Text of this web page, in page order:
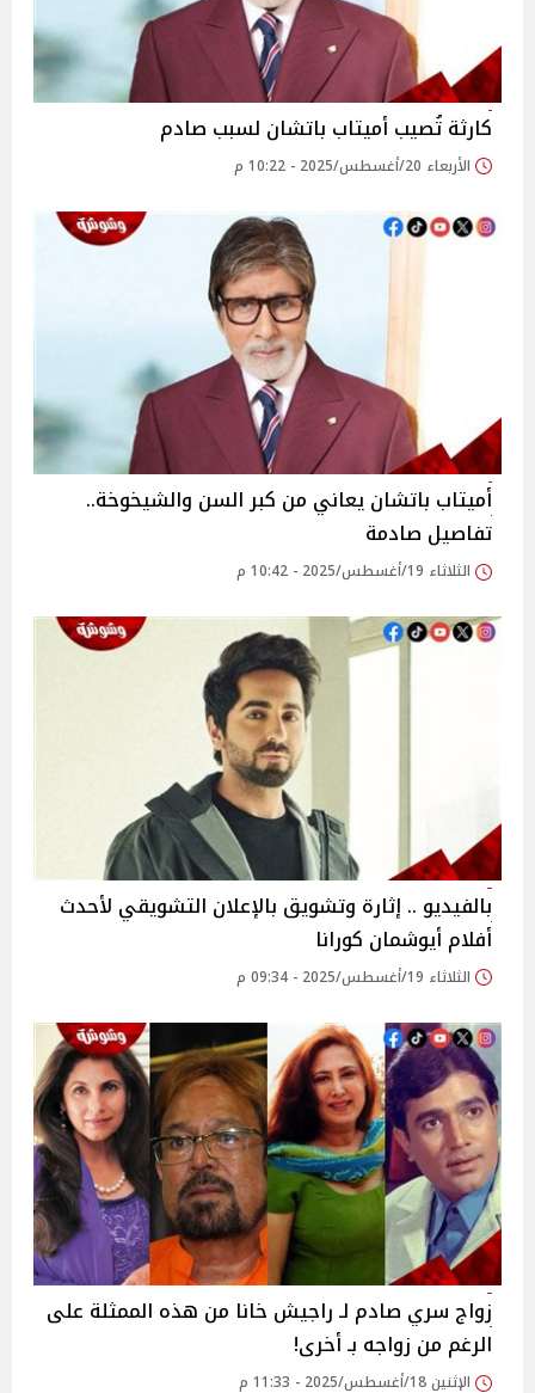
كارثة تُصيب أميتاب باتشان لسبب صادم
الأربعاء 20/أغسطس/2025 - 10:22 م
أميتاب باتشان يعاني من كبر السن والشيخوخة..
تفاصيل صادمة
الثلاثاء 19/أغسطس/2025 - 10:42 م
بالفيديو .. إثارة وتشويق بالإعلان التشويقي لأحدث
أفلام أيوشمان كورانا
الثلاثاء 19/أغسطس/2025 - 09:34 م
زواج سري صادم لـ راجيش خانا من هذه الممثلة على
الرغم من زواجه بـ أخرى!
الإثنين 18/أغسطس/2025 - 11:33 م